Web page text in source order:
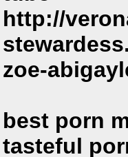
http://
zoe-
best porn
tasteful